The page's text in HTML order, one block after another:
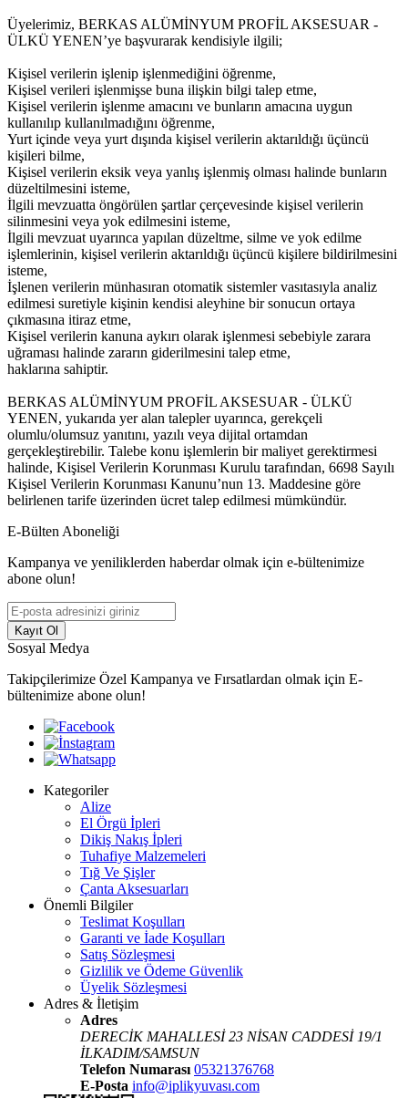
Üyelerimiz, BERKAS ALÜMİNYUM PROFİL AKSESUAR -
ÜLKÜ YENEN’ye başvurarak kendisiyle ilgili;
Kişisel verilerin işlenip işlenmediğini öğrenme,
Kişisel verileri işlenmişse buna ilişkin bilgi talep etme,
Kişisel verilerin işlenme amacını ve bunların amacına uygun
kullanılıp kullanılmadığını öğrenme,
Yurt içinde veya yurt dışında kişisel verilerin aktarıldığı üçüncü
kişileri bilme,
Kişisel verilerin eksik veya yanlış işlenmiş olması halinde bunların
düzeltilmesini isteme,
İlgili mevzuatta öngörülen şartlar çerçevesinde kişisel verilerin
silinmesini veya yok edilmesini isteme,
İlgili mevzuat uyarınca yapılan düzeltme, silme ve yok edilme
işlemlerinin, kişisel verilerin aktarıldığı üçüncü kişilere bildirilmesini
isteme,
İşlenen verilerin münhasıran otomatik sistemler vasıtasıyla analiz
edilmesi suretiyle kişinin kendisi aleyhine bir sonucun ortaya
çıkmasına itiraz etme,
Kişisel verilerin kanuna aykırı olarak işlenmesi sebebiyle zarara
uğraması halinde zararın giderilmesini talep etme,
haklarına sahiptir.
BERKAS ALÜMİNYUM PROFİL AKSESUAR - ÜLKÜ
YENEN, yukarıda yer alan talepler uyarınca, gerekçeli
olumlu/olumsuz yanıtını, yazılı veya dijital ortamdan
gerçekleştirebilir. Talebe konu işlemlerin bir maliyet gerektirmesi
halinde, Kişisel Verilerin Korunması Kurulu tarafından, 6698 Sayılı
Kişisel Verilerin Korunması Kanunu’nun 13. Maddesine göre
belirlenen tarife üzerinden ücret talep edilmesi mümkündür.
E-Bülten Aboneliği
Kampanya ve yeniliklerden haberdar olmak için e-bültenimize
abone olun!
Kayıt Ol
Sosyal Medya
Takipçilerimize Özel Kampanya ve Fırsatlardan olmak için E-
bültenimize abone olun!
Kategoriler
Alize
El Örgü İpleri
Dikiş Nakış İpleri
Tuhafiye Malzemeleri
Tığ Ve Şişler
Çanta Aksesuarları
Önemli Bilgiler
Teslimat Koşulları
Garanti ve İade Koşulları
Satış Sözleşmesi
Gizlilik ve Ödeme Güvenlik
Üyelik Sözleşmesi
Adres & İletişim
Adres
DERECİK MAHALLESİ 23 NİSAN CADDESİ 19/1
İLKADIM/SAMSUN
Telefon Numarası 05321376768
E-Posta info@iplikyuvası.com